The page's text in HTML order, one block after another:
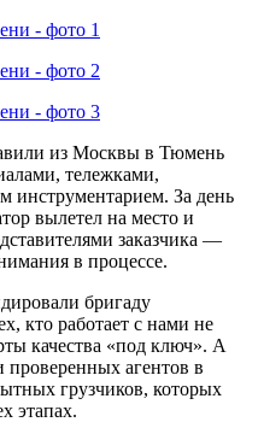
из Москвы в Тюмень
тележками,
инструментарием. За день
вылетел на место и
заказчика —
в процессе.
бригаду
кто работает с нами не
качества «под ключ». А
проверенных агентов в
грузчиков, которых
этапах.